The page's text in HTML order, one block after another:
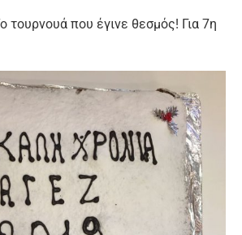
τουρνουά που έγινε θεσμός! Για 7η